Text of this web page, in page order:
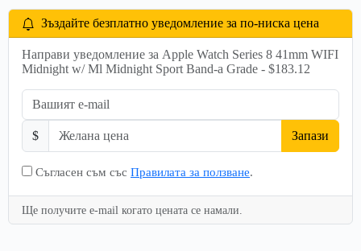
Зъздайте безплатно уведомление за по-ниска цена
Направи уведомление за Apple Watch Series 8 41mm WIFI
Midnight w/ Ml Midnight Sport Band-a Grade - $183.12
$ Запази
Съгласен съм със Правилата за ползване.
Ще получите e-mail когато цената се намали.